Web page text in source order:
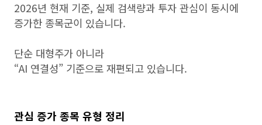
2026년 현재 기준, 실제 검색량과 투자 관심이 동시에
증가한 종목군이 있습니다.
단순 대형주가 아니라
“AI 연결성” 기준으로 재편되고 있습니다.
관심 증가 종목 유형 정리